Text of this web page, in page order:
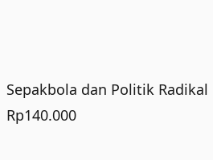
Sepakbola dan Politik Radikal
Rp140.000